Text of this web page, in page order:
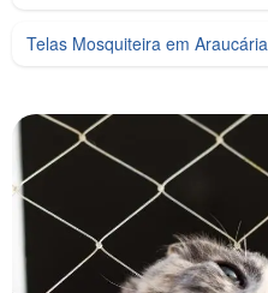
Telas Mosquiteira em Araucária